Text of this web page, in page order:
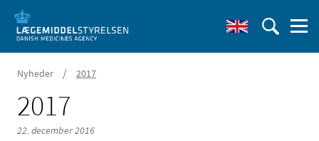
Nyheder / 2017
2017
22. december 2016